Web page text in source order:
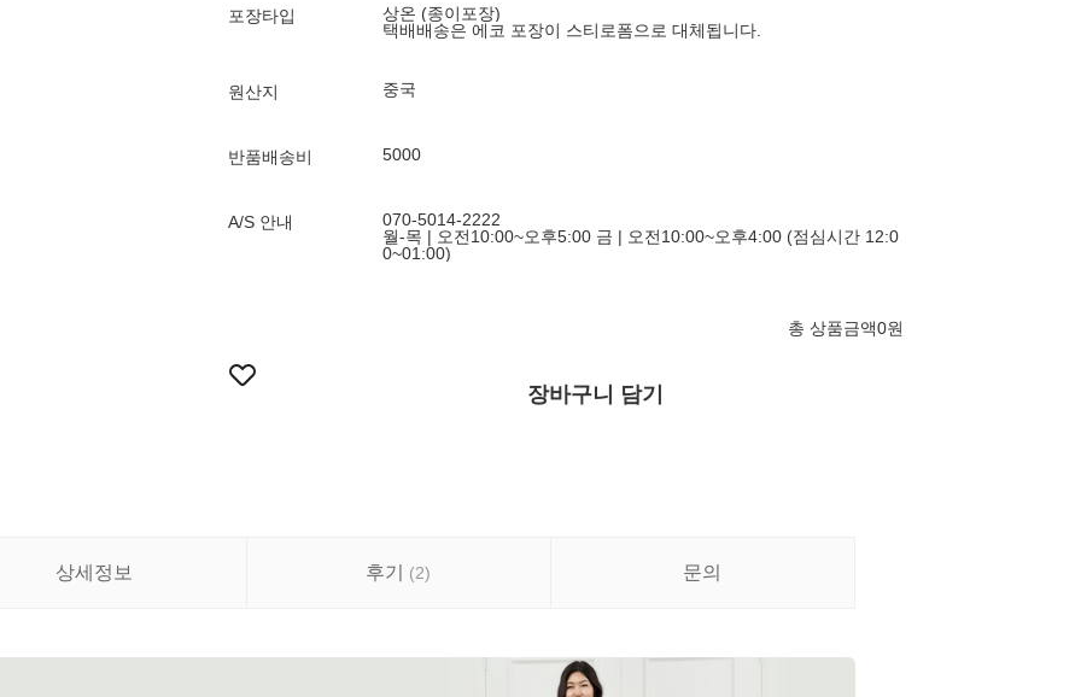
포장타입
상온 (종이포장)
택배배송은 에코 포장이 스티로폼으로 대체됩니다.
원산지 중국
반품배송비 5000
A/S 안내
070-5014-2222
월-목 | 오전10:00~오후5:00 금 | 오전10:00~오후4:00 (점심시간 12:0
0~01:00)
총 상품금액0원
장바구니 담기
상세정보 후기 (2) 문의